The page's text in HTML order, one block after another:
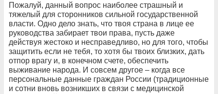
Пожалуй, данный вопрос наиболее страшный и
тяжелый для сторонников сильной государственной
власти. Одно дело знать, что твоя страна в лице ее
руководства забирает твои права, пусть даже
действуя жестоко и несправедливо, но для того, чтобы
защитить если не тебя, то хотя бы твоих близких, дать
отпор врагу и, в конечном счете, обеспечить
выживание народа. И совсем другое – когда все
персональные данные граждан России (традиционные
и сотни вновь возникших в связи с медицинской